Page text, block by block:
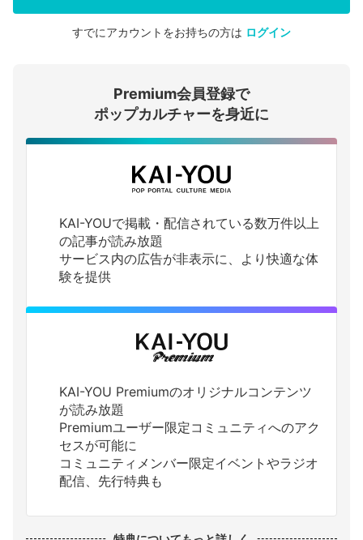
会員登録する
ログインする
すでにアカウントをお持ちの方は ログイン
Premium会員登録で
ポップカルチャーを身近に
KAI-YOUで掲載・配信されている数万件以上
の記事が読み放題
サービス内の広告が非表示に、より快適な体
験を提供
KAI-YOU Premiumのオリジナルコンテンツ
が読み放題
Premiumユーザー限定コミュニティへのアク
セスが可能に
コミュニティメンバー限定イベントやラジオ
配信、先行特典も